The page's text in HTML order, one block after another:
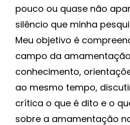
pouco ou quase não
silêncio que minha
Meu objetivo é
campo da
conhecimento,
ao mesmo tempo,
crítica o que é dito e o
sobre a amamentação